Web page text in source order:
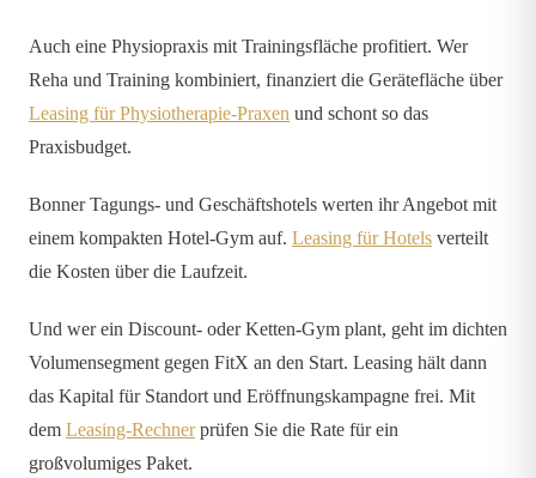
Auch eine Physiopraxis mit Trainingsfläche profitiert. Wer
Reha und Training kombiniert, finanziert die Gerätefläche über
Leasing für Physiotherapie-Praxen und schont so das
Praxisbudget.
Bonner Tagungs- und Geschäftshotels werten ihr Angebot mit
einem kompakten Hotel-Gym auf. Leasing für Hotels verteilt
die Kosten über die Laufzeit.
Und wer ein Discount- oder Ketten-Gym plant, geht im dichten
Volumensegment gegen FitX an den Start. Leasing hält dann
das Kapital für Standort und Eröffnungskampagne frei. Mit
dem Leasing-Rechnerprüfen Sie die Rate für ein
großvolumiges Paket.